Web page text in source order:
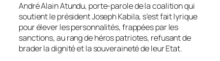
André Alain Atundu, porte-parole de la coalition qui
soutient le président Joseph Kabila, s’est fait lyrique
pour élever les personnalités, frappées par les
sanctions, au rang de héros patriotes, refusant de
brader la dignité et la souveraineté de leur Etat.